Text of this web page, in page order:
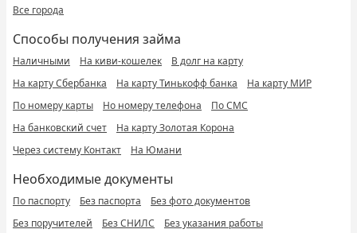
Все города
Способы получения займа
Наличными На киви-кошелек
В долг на карту
На карту Сбербанка
На карту Тинькофф банка
На карту МИР
По номеру карты
Но номеру телефона
По СМС
На банковский счет
На карту Золотая Корона
Через систему Контакт
На Юмани
Необходимые документы
По паспорту Без паспорта
Без фото документов
Без поручителей
Без СНИЛС Без указания работы